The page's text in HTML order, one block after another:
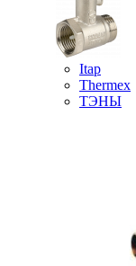
Itap
Thermex
ТЭНЫ